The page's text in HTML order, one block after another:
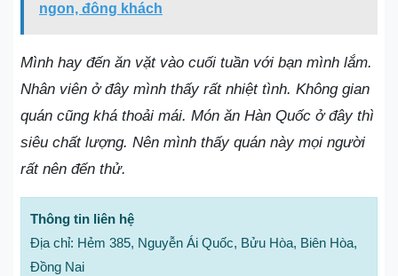
ngon, đông khách
Mình hay đến ăn vặt vào cuối tuần với bạn mình lắm.
Nhân viên ở đây mình thấy rất nhiệt tình. Không gian
quán cũng khá thoải mái. Món ăn Hàn Quốc ở đây thì
siêu chất lượng. Nên mình thấy quán này mọi người
rất nên đến thử.
Thông tin liên hệ
Địa chỉ: Hẻm 385, Nguyễn Ái Quốc, Bửu Hòa, Biên Hòa,
Đồng Nai